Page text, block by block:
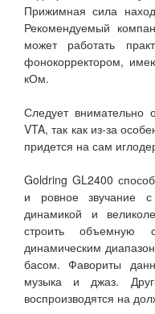
Прижимная сила
Рекомендуемый
может работать
фонокорректором,
кОм.
Следует внимательно
VTA, так как из-за
придется на сам
Goldring GL2400
и ровное звучание
динамикой и
строить объемную
динамическим
басом. Фавориты
музыка и джаз.
воспроизводятся на